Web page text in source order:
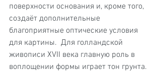
поверхности основания и, кроме того,
создаёт дополнительные
благоприятные оптические условия
для картины.  Для голландской
живописи XVII века главную роль в
воплощении формы играет тон грунта.